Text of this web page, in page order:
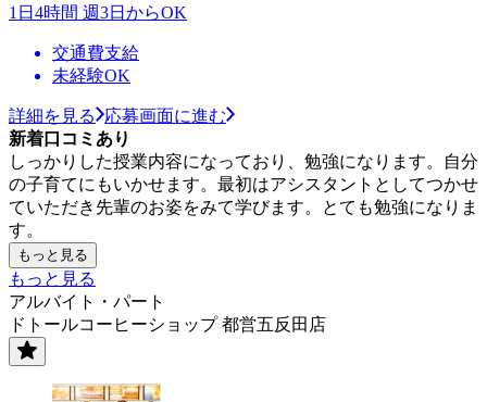
1日4時間 週3日からOK
交通費支給
未経験OK
詳細を見る
応募画面に進む
新着口コミあり
しっかりした授業内容になっており、勉強になります。自分
の子育てにもいかせます。最初はアシスタントとしてつかせ
ていただき先輩のお姿をみて学びます。とても勉強になりま
す。
もっと見る
もっと見る
アルバイト・パート
ドトールコーヒーショップ 都営五反田店